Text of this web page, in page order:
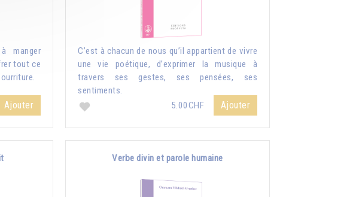
manger
tout ce
Ajouter
C’est à chacun de nous qu’il appartient de vivre
une vie poétique, d’exprimer la musique à
travers ses gestes, ses pensées, ses
sentiments.
5.00CHF
Ajouter
Verbe divin et parole humaine